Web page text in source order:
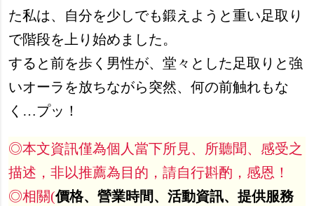
た私は、自分を少しでも鍛えようと重い足取り
で階段を上り始めました。
すると前を歩く男性が、堂々とした足取りと強
いオーラを放ちながら突然、何の前触れもな
く…プッ！
◎本文資訊僅為個人當下所見、所聽聞、感受之
描述，非以推薦為目的，請自行斟酌，感恩！
◎相關(價格、營業時間、活動資訊、提供服務